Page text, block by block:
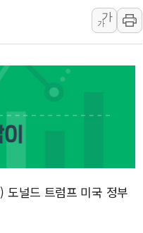
서울 중랑구 주택가서 흉
李대통령 "결혼 때문에
추미애, '위안부' 피해자
인천 선재도 갯벌서 해루
인천서 말다툼 중 어머니
'화합' 꺼낸 김민석에 '뻔
李대통령, ISA 개편 재
동해중부 전 해상 풍랑
연일 폭염에 온열질환 사
가
가
도널드 트럼프 미국 정부